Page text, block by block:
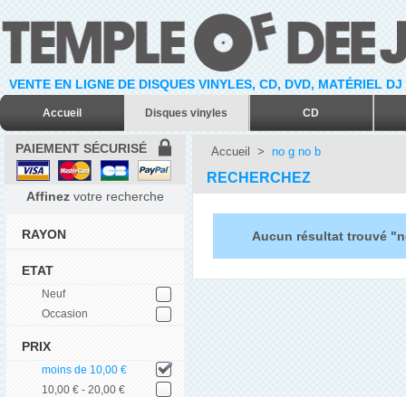
VENTE EN LIGNE DE DISQUES VINYLES, CD, DVD, MATÉRIEL
Accueil Disques vinyles CD
PAIEMENT SÉCURISÉ
Affinez votre recherche
RAYON
ETAT
Neuf
Occasion
PRIX
moins de 10,00 €
10,00 € - 20,00 €
Accueil > no g no b
RECHERCHEZ
Aucun résultat trouvé